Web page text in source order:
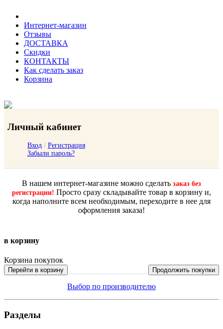
Интернет-магазин
Отзывы
ДОСТАВКА
Скидки
КОНТАКТЫ
Как сделать заказ
Корзина
Личный кабинет
Вход / Регистрация
Забыли пароль?
В нашем интернет-магазине можно сделать заказ без
регистрации! Просто сразу складывайте товар в корзину и,
когда наполните всем необходимым, переходите в нее для
оформления заказа!
в корзину
Корзина покупок
Перейти в корзину Продолжить покупки
Выбор по производителю
Разделы